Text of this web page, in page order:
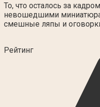
То, что осталось за
невошедшими
смешные ляпы и
Рейтинг